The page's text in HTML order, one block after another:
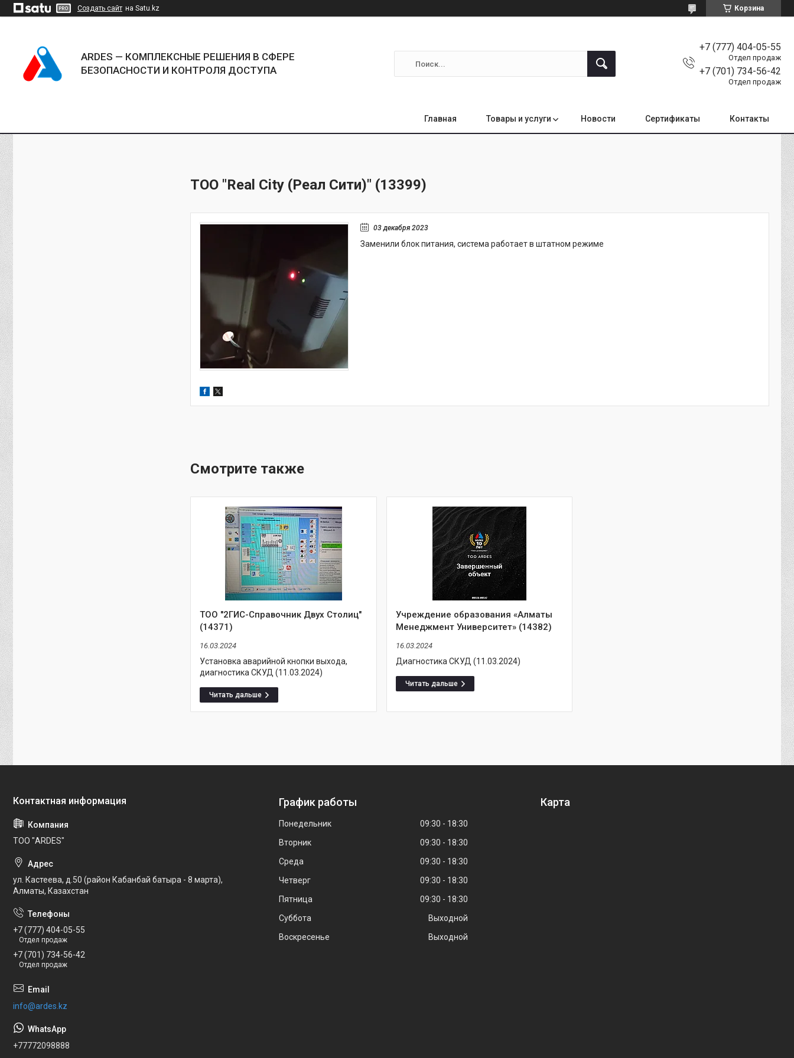
Создать сайт на Satu.kz Корзина
ARDES — КОМПЛЕКСНЫЕ РЕШЕНИЯ В СФЕРЕ
БЕЗОПАСНОСТИ И КОНТРОЛЯ ДОСТУПА
+7 (777) 404-05-55
Отдел продаж
+7 (701) 734-56-42
Отдел продаж
Главная Товары и услуги Новости Сертификаты Контакты
ТОО "Real City (Реал Сити)" (13399)
03 декабря 2023
Заменили блок питания, система работает в штатном режиме
ТОО "2ГИС-Справочник Двух Столиц"
(14371)
16.03.2024
Установка аварийной кнопки выхода,
диагностика СКУД (11.03.2024)
Учреждение образования «Алматы
Менеджмент Университет» (14382)
16.03.2024
Диагностика СКУД (11.03.2024)
ТОО "ARDES"
ул. Кастеева, д.50 (район Кабанбай батыра - 8 марта),
Алматы, Казахстан
+7 (777) 404-05-55
Отдел продаж
+7 (701) 734-56-42
Отдел продаж
info@ardes.kz
+77772098888
График работы
Понедельник 09:30
18:30
Вторник
09:30
18:30
Среда
09:30
18:30
Четверг
09:30
18:30
Пятница
09:30
18:30
Суббота
Выходной
Воскресенье
Выходной
Карта